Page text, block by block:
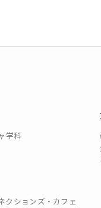
学科
クションズ・カフェ